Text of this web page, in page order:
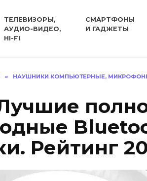
ТЕЛЕВИЗОРЫ,
АУДИО-ВИДЕО,
HI-FI
СМАРТФОНЫ
И ГАДЖЕТЫ
» НАУШНИКИ КОМПЬЮТЕРНЫЕ,
Рейтинг